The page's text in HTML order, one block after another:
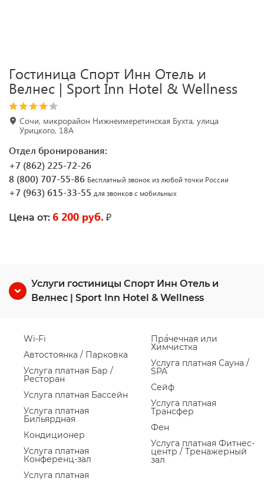
Гостиница Спорт Инн Отель и
Велнес | Sport Inn Hotel & Wellness
Сочи, микрорайон Нижнеимеретинская Бухта, улица
Урицкого, 18А
Отдел бронирования:
+7 (862) 225-72-26
8 (800) 707-55-86 Бесплатный звонок из любой точки России
+7 (963) 615-33-55 для звонков с мобильных
Цена от: 6 200 руб. ₽
Услуги гостиницы Спорт Инн Отель и
Велнес | Sport Inn Hotel & Wellness
Wi-Fi
Автостоянка / Парковка
Услуга платная Бар /
Ресторан
Услуга платная Бассейн
Услуга платная
Бильярдная
Кондиционер
Услуга платная
Конференц-зал
Услуга платная
Прачечная или
Химчистка
Услуга платная Сауна /
SPA
Сейф
Услуга платная
Трансфер
Фен
Услуга платная Фитнес-
центр / Тренажерный
зал